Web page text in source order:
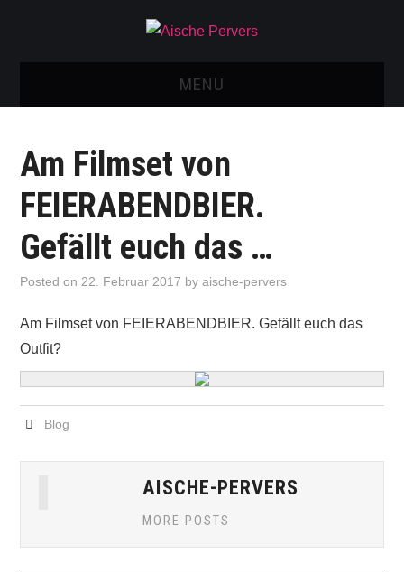
MENU
NEU: AISCHE SHOP!
TELEGRAM GRUPPE
IMPRESSUM
Am Filmset von
FEIERABENDBIER.
Gefällt euch das …
Posted on 22. Februar 2017 byaische-pervers
Am Filmset von FEIERABENDBIER. Gefällt euch das
Outfit?
Blog
AISCHE-PERVERS
MORE POSTS